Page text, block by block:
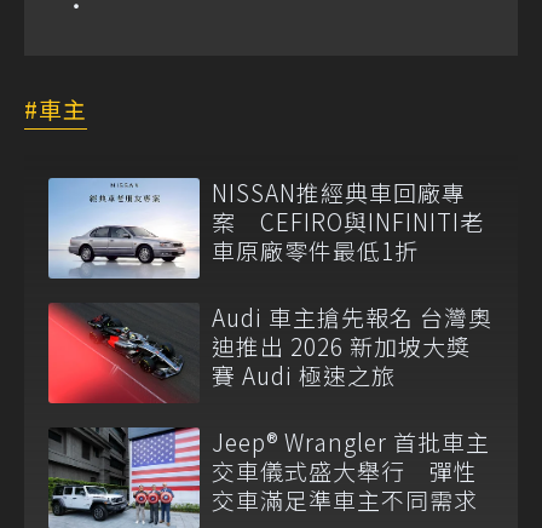
車主
NISSAN推經典車回廠專
案 CEFIRO與INFINITI老
車原廠零件最低1折
Audi 車主搶先報名 台灣奧
迪推出 2026 新加坡大獎
賽 Audi 極速之旅
Jeep® Wrangler 首批車主
交車儀式盛大舉行 彈性
交車滿足準車主不同需求